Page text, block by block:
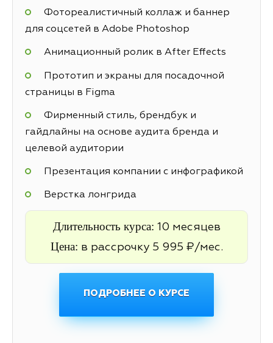
Фотореалистичный коллаж и баннер
для соцсетей в Adobe Photoshop
Анимационный ролик в After Effects
Прототип и экраны для посадочной
страницы в Figma
Фирменный стиль, брендбук и
гайдлайны на основе аудита бренда и
целевой аудитории
Презентация компании с инфографикой
Верстка лонгрида
Длительность курса: 10 месяцев
Цена: в рассрочку 5 995 ₽/мес.
ПОДРОБНЕЕ О КУРСЕ